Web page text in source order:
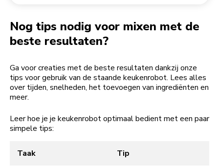
Nog tips nodig voor mixen met de
beste resultaten?
Ga voor creaties met de beste resultaten dankzij onze
tips voor gebruik van de staande keukenrobot. Lees alles
over tijden, snelheden, het toevoegen van ingrediënten en
meer.
Leer hoe je je keukenrobot optimaal bedient met een paar
simpele tips:
Taak Tip